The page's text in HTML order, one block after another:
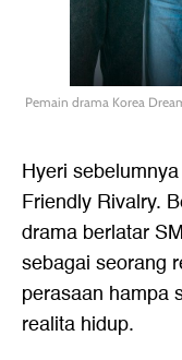
Pemain drama Korea
Hyeri
Friendly Rivalry.
drama berlatar
sebagai seorang
perasaan hampa
realita hidup.